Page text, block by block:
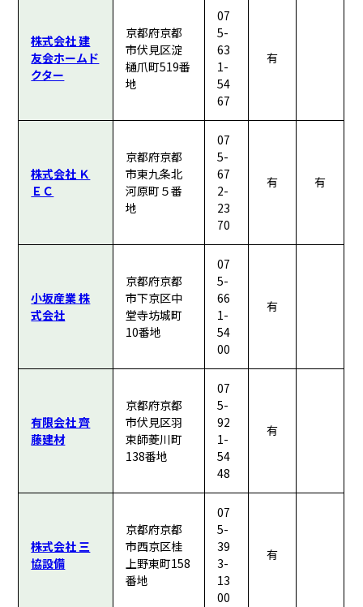
株式会社 建
友会ホームド
クター
京都府京都
市伏見区淀
樋爪町519番
地
07
5-
63
1-
54
67
有
株式会社 Ｋ
ＥＣ
京都府京都
市東九条北
河原町５番
地
07
5-
67
2-
23
70
有 有
小坂産業 株
式会社
京都府京都
市下京区中
堂寺坊城町
10番地
07
5-
66
1-
54
00
有
有限会社 齊
藤建材
京都府京都
市伏見区羽
束師菱川町
138番地
07
5-
92
1-
54
48
有
株式会社 三
協設備
京都府京都
市西京区桂
上野東町158
番地
07
5-
39
3-
13
00
有